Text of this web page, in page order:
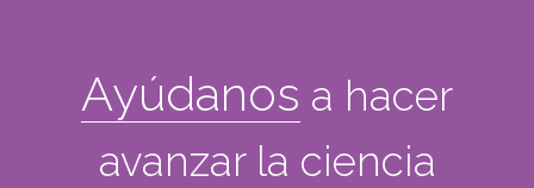
Ayúdanos a hacer
avanzar la ciencia